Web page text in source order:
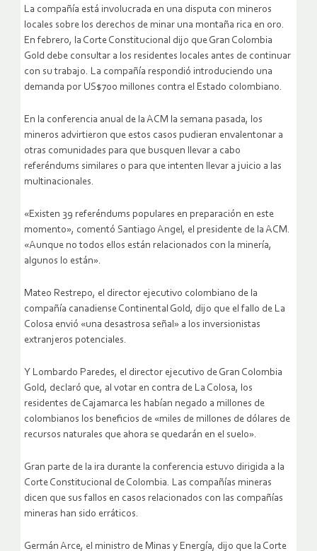
La compañía está involucrada en una disputa con mineros
locales sobre los derechos de minar una montaña rica en oro.
En febrero, la Corte Constitucional dijo que Gran Colombia
Gold debe consultar a los residentes locales antes de continuar
con su trabajo. La compañía respondió introduciendo una
demanda por US$700 millones contra el Estado colombiano.
En la conferencia anual de la ACM la semana pasada, los
mineros advirtieron que estos casos pudieran envalentonar a
otras comunidades para que busquen llevar a cabo
referéndums similares o para que intenten llevar a juicio a las
multinacionales.
«Existen 39 referéndums populares en preparación en este
momento», comentó Santiago Angel, el presidente de la ACM.
«Aunque no todos ellos están relacionados con la minería,
algunos lo están».
Mateo Restrepo, el director ejecutivo colombiano de la
compañía canadiense Continental Gold, dijo que el fallo de La
Colosa envió «una desastrosa señal» a los inversionistas
extranjeros potenciales.
Y Lombardo Paredes, el director ejecutivo de Gran Colombia
Gold, declaró que, al votar en contra de La Colosa, los
residentes de Cajamarca les habían negado a millones de
colombianos los beneficios de «miles de millones de dólares de
recursos naturales que ahora se quedarán en el suelo».
Gran parte de la ira durante la conferencia estuvo dirigida a la
Corte Constitucional de Colombia. Las compañías mineras
dicen que sus fallos en casos relacionados con las compañías
mineras han sido erráticos.
Germán Arce, el ministro de Minas y Energía, dijo que la Corte